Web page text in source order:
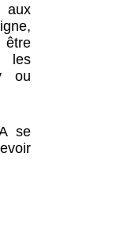
aux
les
ou
se